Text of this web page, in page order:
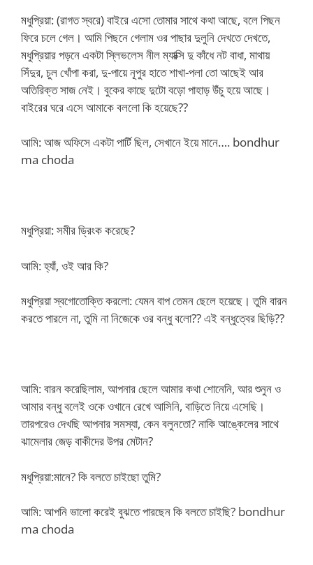
মধুপ্রিয়া: (রাগত স্বরে) বাইরে এসো তোমার সাথে কথা আছে, বলে পিছন
ফিরে চলে গেল। আমি পিছনে গেলাম ওর পাছার দুলুনি দেখতে দেখতে,
মধুপ্রিয়ার পড়নে একটা স্লিভলেস নীল ম্যাক্সি দু কাঁধে নট বাধা, মাথায়
সিঁদুর, চুল খোঁপা করা, দু-পায়ে নূপুর হাতে শাখা-পলা তো আছেই আর
অতিরিক্ত সাজ নেই। বুকের কাছে দুটো বড়ো পাহাড় উঁচু হয়ে আছে।
বাইরের ঘরে এসে আমাকে বললো কি হয়েছে??
আমি: আজ অফিসে একটা পার্টি ছিল, সেখানে ইয়ে মানে…. bondhur
ma choda
মধুপ্রিয়া: সমীর ড্রিংক করেছে?
আমি: হ্যাঁ, ওই আর কি?
মধুপ্রিয়া স্বগোতোক্তি করলো: যেমন বাপ তেমন ছেলে হয়েছে। তুমি বারন
করতে পারলে না, তুমি না নিজেকে ওর বন্ধু বলো?? এই বন্ধুত্বের ছিড়ি??
আমি: বারন করেছিলাম, আপনার ছেলে আমার কথা শোনেনি, আর শুনুন ও
আমার বন্ধু বলেই ওকে ওখানে রেখে আসিনি, বাড়িতে নিয়ে এসেছি।
তারপরেও দেখছি আপনার সমস্যা, কেন বলুনতো? নাকি আঙ্কেলের সাথে
ঝামেলার জেড় বাকীদের উপর মেটান?
মধুপ্রিয়া:মানে? কি বলতে চাইছো তুমি?
আমি: আপনি ভালো করেই বুঝতে পারছেন কি বলতে চাইছি? bondhur
ma choda